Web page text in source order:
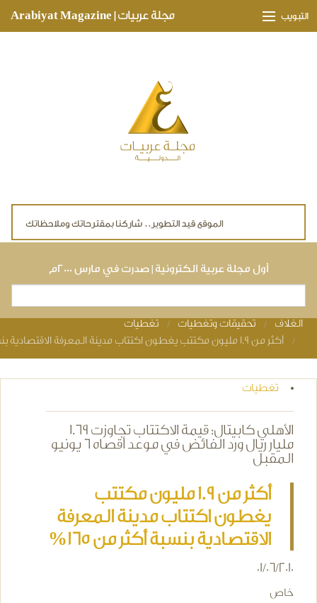
مجلة عربيات | Arabiyat Magazine التبويب
أول مجلة عربية الكترونية | صدرت في مارس ٢٠٠٠م
You are here
الغلاف تحقيقات وتغطيات
تغطيات
أكثر من 1.9 مليون مكتتب يغطون اكتتاب مدينة المعرفة الاقتصادية بنسبة أكثر من 165%
تغطيات
الأهلي كابيتال: قيمة الاكتتاب تجاوزت 1.69
مليار ريال ورد الفائض في موعد أقصاه 6 يونيو
المقبل
أكثر من 1.9 مليون مكتتب
يغطون اكتتاب مدينة المعرفة
الاقتصادية بنسبة أكثر من 165%
01/06/2010
خاص